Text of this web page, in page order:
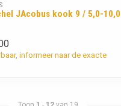
JAcobus kook 9 / 5,0-10,0
informeer naar de exacte